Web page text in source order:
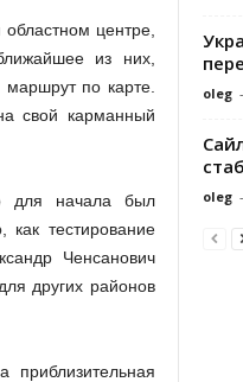
центре,
из них,
по карте.
свой карманный
для начала был
тестирование
Ченсанович
других районов
приблизительная
oleg -
oleg -